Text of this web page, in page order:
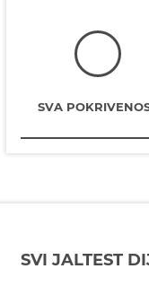
SVI JALTEST